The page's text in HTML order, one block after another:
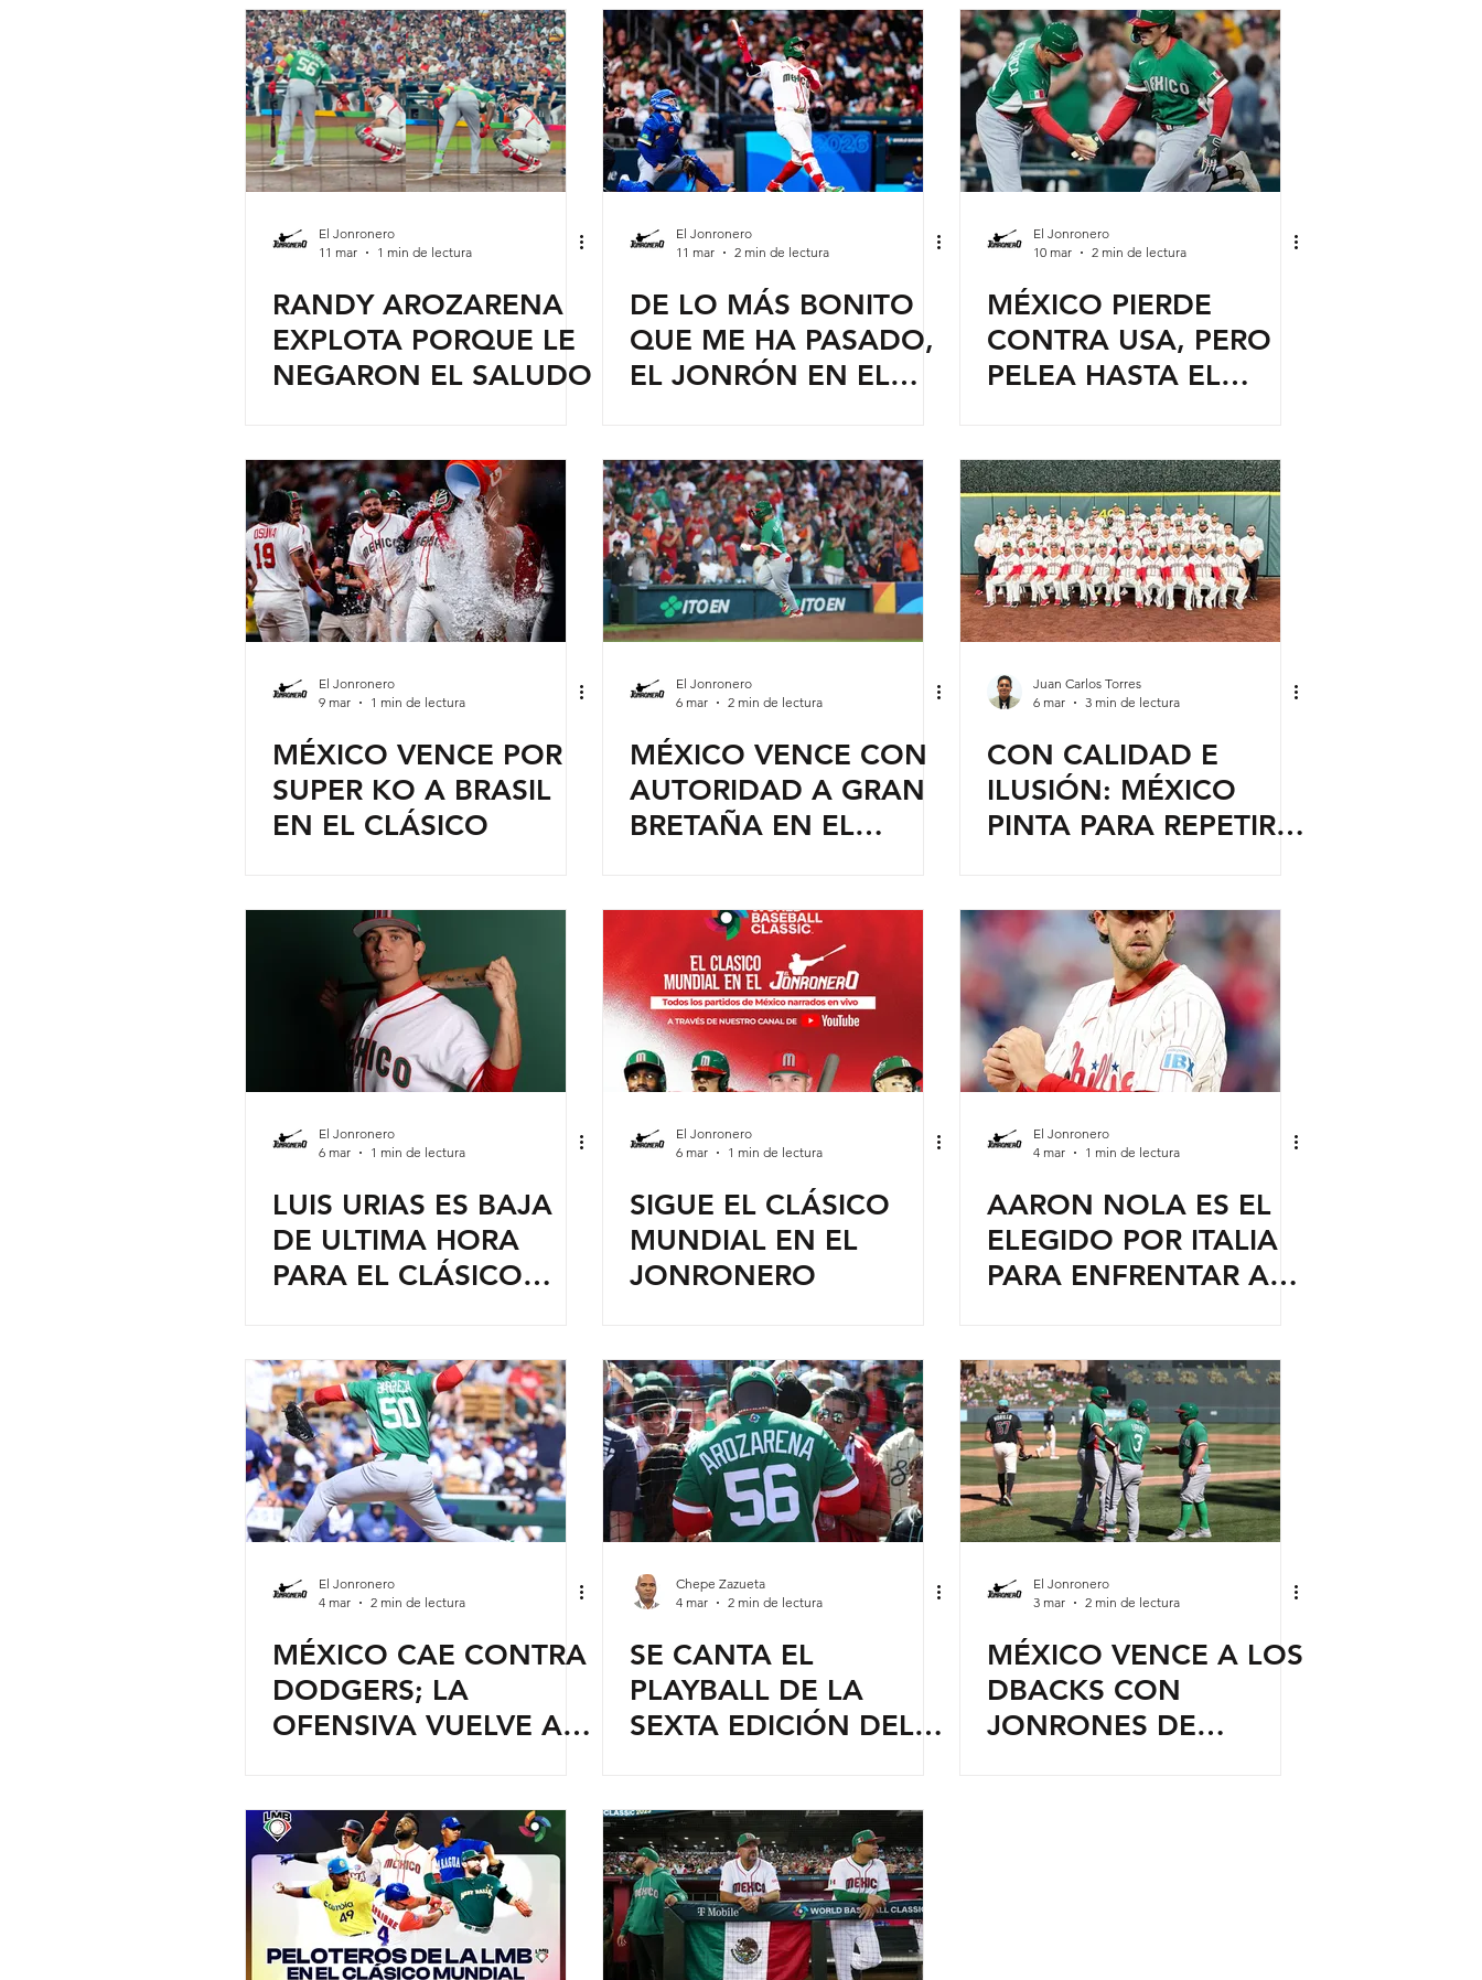
NACIONALES
BEISBOL
El Jonronero
11 mar
1 min de lectura
RANDY AROZARENA
EXPLOTA PORQUE LE
NEGARON EL SALUDO
El Jonronero
11 mar
2 min de lectura
DE LO MÁS BONITO
QUE ME HA PASADO,
EL JONRÓN EN EL
El Jonronero
10 mar
2 min de lectura
MÉXICO PIERDE
CONTRA USA, PERO
PELEA HASTA EL
El Jonronero
9 mar
1 min de lectura
MÉXICO VENCE POR
SUPER KO A BRASIL
EN EL CLÁSICO
El Jonronero
6 mar
2 min de lectura
MÉXICO VENCE CON
AUTORIDAD A GRAN
BRETAÑA EN EL
Juan Carlos Torres
6 mar
3 min de lectura
CON CALIDAD E
ILUSIÓN: MÉXICO
PINTA PARA REPETIR
El Jonronero
6 mar
1 min de lectura
LUIS URIAS ES BAJA
DE ULTIMA HORA
PARA EL CLÁSICO
El Jonronero
6 mar
1 min de lectura
SIGUE EL CLÁSICO
MUNDIAL EN EL
JONRONERO
El Jonronero
4 mar
1 min de lectura
AARON NOLA ES EL
ELEGIDO POR ITALIA
PARA ENFRENTAR A
El Jonronero
4 mar
2 min de lectura
MÉXICO CAE CONTRA
DODGERS; LA
OFENSIVA VUELVE A
Chepe Zazueta
4 mar
2 min de lectura
SE CANTA EL
PLAYBALL DE LA
SEXTA EDICIÓN DEL
El Jonronero
3 mar
2 min de lectura
MÉXICO VENCE A LOS
DBACKS CON
JONRONES DE